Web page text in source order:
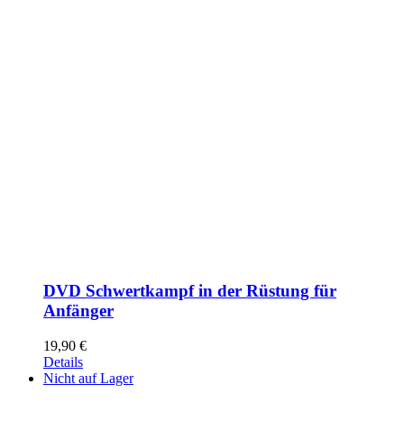
DVD Schwertkampf in der Rüstung für
Anfänger
19,90 €
Details
Nicht auf Lager